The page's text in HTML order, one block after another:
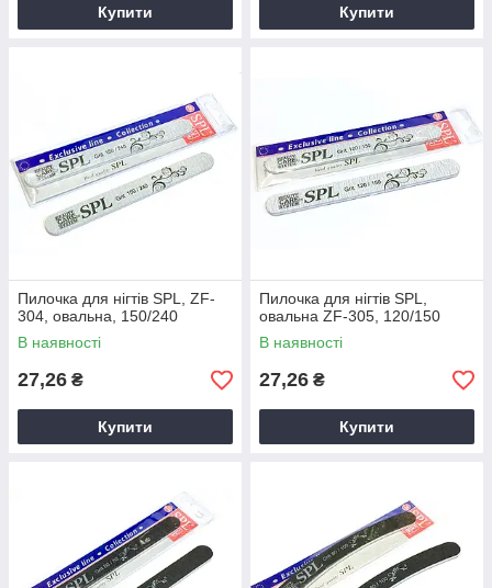
Купити Купити
Пилочка для нігтів SPL, ZF-
304, овальна, 150/240
В наявності
27,26 ₴
Купити
Пилочка для нігтів SPL,
овальна ZF-305, 120/150
В наявності
27,26 ₴
Купити